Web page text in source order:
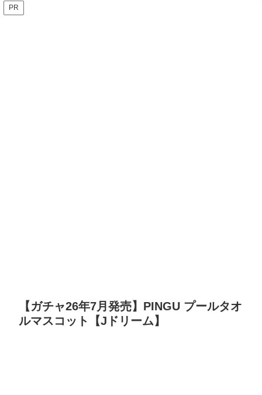
PR
【ガチャ26年7月発売】PINGU プールタオ
ルマスコット【Jドリーム】